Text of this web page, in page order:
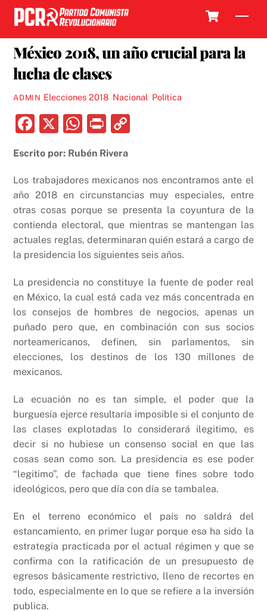
Skip
content
México 2018, un año crucial para la
lucha de clases
ADMIN Elecciones 2018, Nacional Política
F
c
e
b
o
o
k
X
W
at
s
A
p
p
P
nt
y
Li
n
k
Escrito por: Rubén Rivera
Los trabajadores mexicanos nos encontramos ante el
año 2018 en circunstancias muy especiales, entre
otras cosas porque se presenta la coyuntura de la
contienda electoral, que mientras se mantengan las
actuales reglas, determinaran quién estará a cargo de
la presidencia los siguientes seis años.
La presidencia no constituye la fuente de poder real
en México, la cual está cada vez más concentrada en
los consejos de hombres de negocios, apenas un
puñado pero que, en combinación con sus socios
norteamericanos, definen, sin parlamentos, sin
elecciones, los destinos de los 130 millones de
mexicanos.
La ecuación no es tan simple, el poder que la
burguesía ejerce resultaría imposible si el conjunto de
las clases explotadas lo considerará ilegitimo, es
decir si no hubiese un consenso social en que las
cosas sean como son. La presidencia es ese poder
“legitimo”, de fachada que tiene fines sobre todo
ideológicos, pero que día con día se tambalea.
En el terreno económico el país no saldrá del
estancamiento, en primer lugar porque esa ha sido la
estrategia practicada por el actual régimen y que se
confirma con la ratificación de un presupuesto de
egresos básicamente restrictivo, lleno de recortes en
todo, especialmente en lo que se refiere a la inversión
publica.